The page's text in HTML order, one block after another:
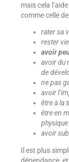
mais cela
comme celle de
rater sa
rester
avoir
avoir du
de
ne pas
avoir
être à la
être en
physique
avoir
Il est plus